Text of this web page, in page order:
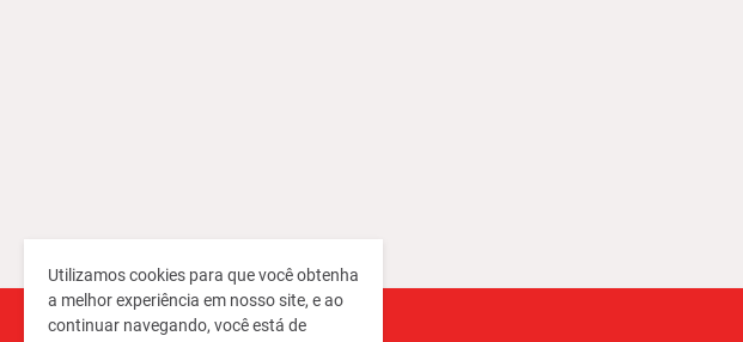
Utilizamos cookies para que você obtenha
a melhor experiência em nosso site, e ao
continuar navegando, você está de